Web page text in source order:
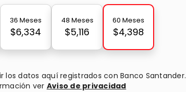
36 Meses
$6,334
48 Meses
$5,116
60 Meses
$4,398
los datos aquí registrados con Banco Santander.
ver Aviso de privacidad